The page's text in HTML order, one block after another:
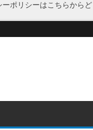
ポリシーはこちらからど